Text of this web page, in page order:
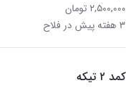
۲,۵۰۰,۰۰۰ تومان
۳ هفته پیش در فلاح
کمد ۲ تیکه